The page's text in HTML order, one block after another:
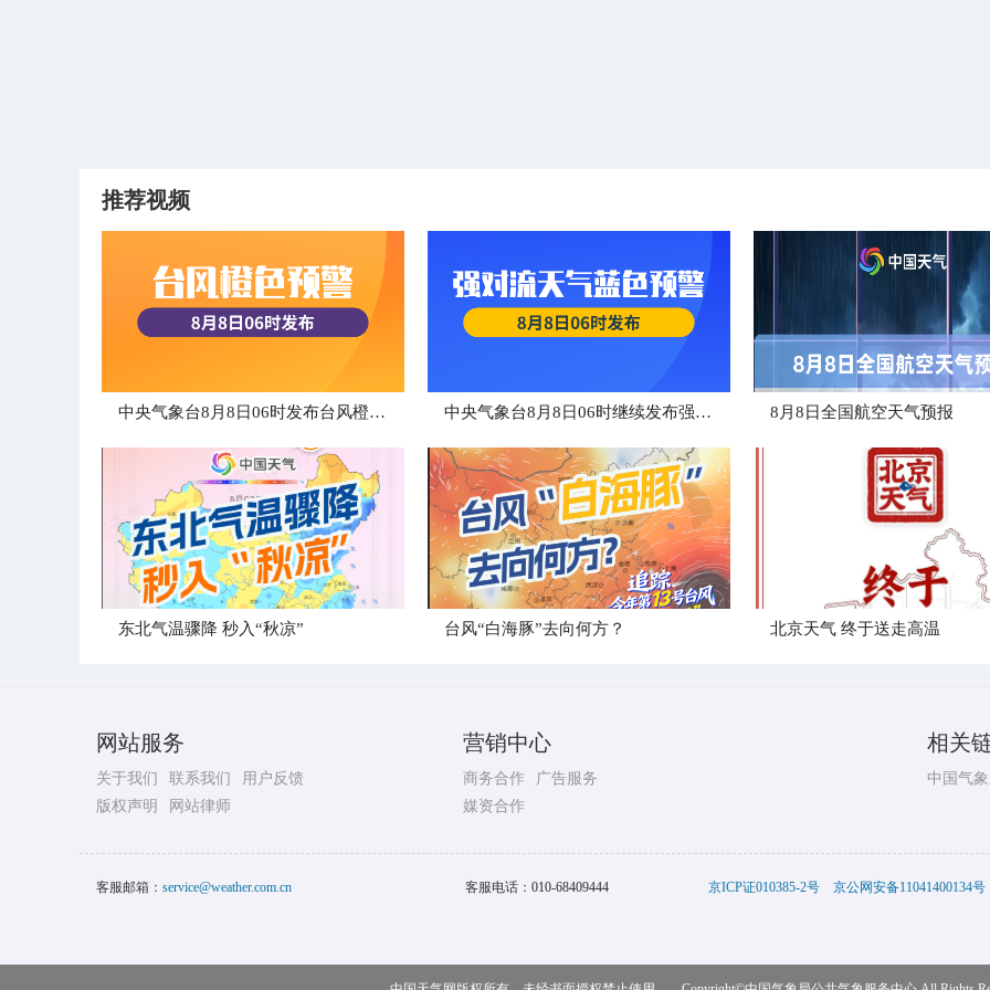
推荐视频
中央气象台8月8日06时发布台风橙色预警 中央气象台8月8日06时继续发布强对流天气蓝色预警 8月8日全国航空天气预报
东北气温骤降 秒入“秋凉” 台风“白海豚”去向何方？ 北京天气 终于送走高温
网站服务
关于我们 联系我们
用户反馈
版权声明
网站律师
营销中心
商务合作
广告服务
媒资合作
相关
中国气
客服邮箱： service@weather.com.cn 客服电话： 010-68409444 京ICP证010385-2号 京公网安备11041400134号